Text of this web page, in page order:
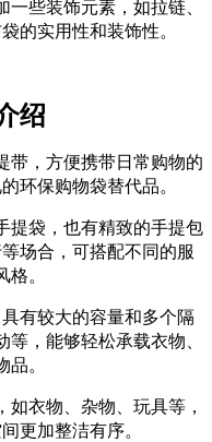
些装饰元素，如拉链、
的实用性和装饰性。
绍
带，方便携带日常购物的
环保购物袋替代品。
提袋，也有精致的手提包
场合，可搭配不同的服
。
有较大的容量和多个隔
，能够轻松承载衣物、
。
衣物、杂物、玩具等，
更加整洁有序。